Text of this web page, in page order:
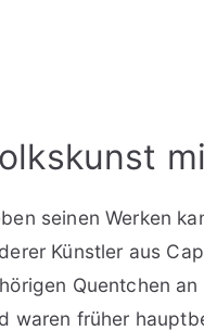
seinen Werken
Künstler aus
Quentchen
waren früher